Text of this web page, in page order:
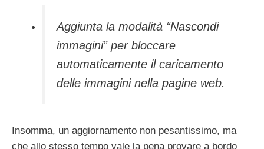
Aggiunta la modalità “Nascondi
immagini” per bloccare
automaticamente il caricamento
delle immagini nella pagine web.
Insomma, un aggiornamento non pesantissimo, ma
che allo stesso tempo vale la pena provare a bordo